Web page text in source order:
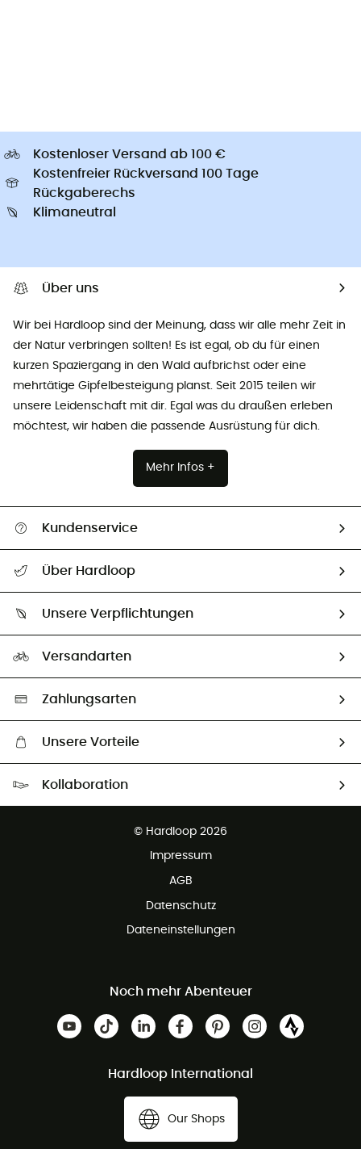
Kostenloser Versand ab 100 €
Kostenfreier Rückversand 100 Tage
Rückgaberechs
Klimaneutral
Über uns
Wir bei Hardloop sind der Meinung, dass wir alle mehr Zeit in
der Natur verbringen sollten! Es ist egal, ob du für einen
kurzen Spaziergang in den Wald aufbrichst oder eine
mehrtätige Gipfelbesteigung planst. Seit 2015 teilen wir
unsere Leidenschaft mit dir. Egal was du draußen erleben
möchtest, wir haben die passende Ausrüstung für dich.
Mehr Infos +
Kundenservice
Größentabelle
Vertrag widerrufen
Über Hardloop
Unsere Botschafter
Unsere Verpflichtungen
Auswahl an nachhaltigen Produkten
Versandarten
Zahlungsarten
Unsere Vorteile
Kollaboration
© Hardloop 2026
Impressum
AGB
Datenschutz
Dateneinstellungen
Noch mehr Abenteuer
Hardloop International
Our Shops